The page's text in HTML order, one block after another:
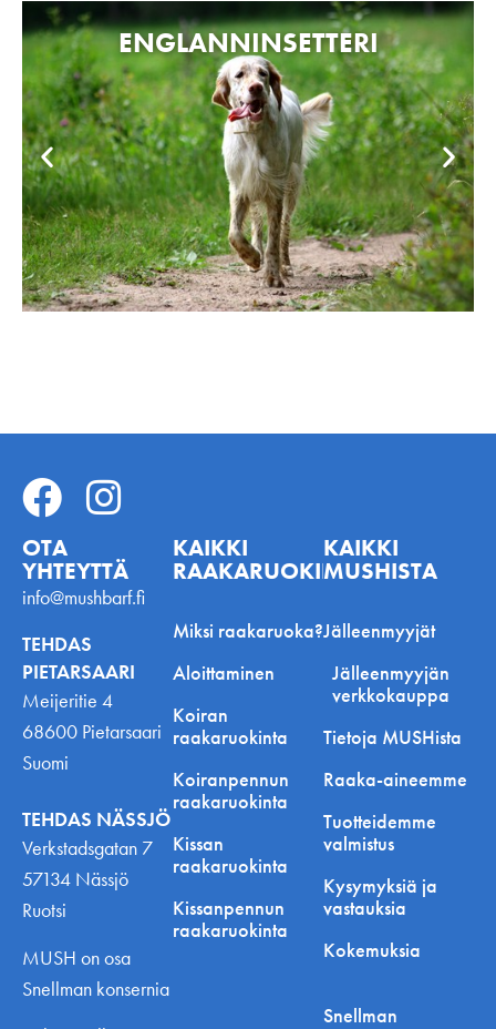
ENGLANNINSETTERI
OTA
YHTEYTTÄ
info@mushbarf.fi
TEHDAS
PIETARSAARI
Meijeritie 4
68600 Pietarsaari
Suomi
TEHDAS NÄSSJÖ
Verkstadsgatan 7
57134 Nässjö
Ruotsi
MUSH on osa
Snellman konsernia
KAIKKI
RAAKARUOKINNASTA
Miksi raakaruoka?
Aloittaminen
Koiran
raakaruokinta
Koiranpennun
raakaruokinta
Kissan
raakaruokinta
Kissanpennun
raakaruokinta
KAIKKI
MUSHISTA
Jälleenmyyjät
Jälleenmyyjän
verkkokauppa
Tietoja MUSHista
Raaka-aineemme
Tuotteidemme
valmistus
Kysymyksiä ja
vastauksia
Kokemuksia
Snellman